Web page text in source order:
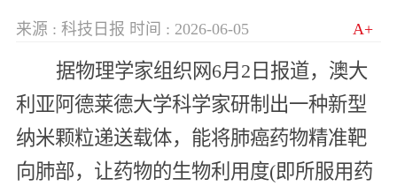
来源 : 科技日报 时间 : 2026-06-05 A+
据物理学家组织网6月2日报道，澳大
利亚阿德莱德大学科学家研制出一种新型
纳米颗粒递送载体，能将肺癌药物精准靶
向肺部，让药物的生物利用度(即所服用药